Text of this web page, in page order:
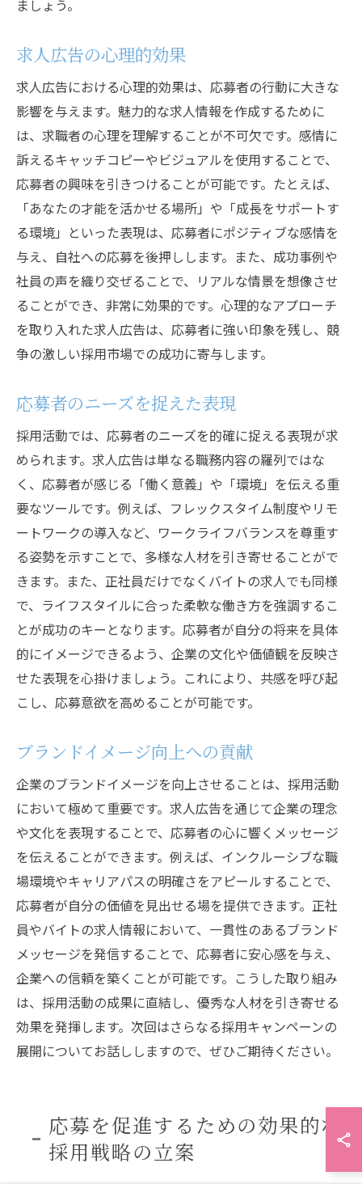
ましょう。
求人広告の心理的効果
求人広告における心理的効果は、応募者の行動に大きな
影響を与えます。魅力的な求人情報を作成するために
は、求職者の心理を理解することが不可欠です。感情に
訴えるキャッチコピーやビジュアルを使用することで、
応募者の興味を引きつけることが可能です。たとえば、
「あなたの才能を活かせる場所」や「成長をサポートす
る環境」といった表現は、応募者にポジティブな感情を
与え、自社への応募を後押しします。また、成功事例や
社員の声を織り交ぜることで、リアルな情景を想像させ
ることができ、非常に効果的です。心理的なアプローチ
を取り入れた求人広告は、応募者に強い印象を残し、競
争の激しい採用市場での成功に寄与します。
応募者のニーズを捉えた表現
採用活動では、応募者のニーズを的確に捉える表現が求
められます。求人広告は単なる職務内容の羅列ではな
く、応募者が感じる「働く意義」や「環境」を伝える重
要なツールです。例えば、フレックスタイム制度やリモ
ートワークの導入など、ワークライフバランスを尊重す
る姿勢を示すことで、多様な人材を引き寄せることがで
きます。また、正社員だけでなくバイトの求人でも同様
で、ライフスタイルに合った柔軟な働き方を強調するこ
とが成功のキーとなります。応募者が自分の将来を具体
的にイメージできるよう、企業の文化や価値観を反映さ
せた表現を心掛けましょう。これにより、共感を呼び起
こし、応募意欲を高めることが可能です。
ブランドイメージ向上への貢献
企業のブランドイメージを向上させることは、採用活動
において極めて重要です。求人広告を通じて企業の理念
や文化を表現することで、応募者の心に響くメッセージ
を伝えることができます。例えば、インクルーシブな職
場環境やキャリアパスの明確さをアピールすることで、
応募者が自分の価値を見出せる場を提供できます。正社
員やバイトの求人情報において、一貫性のあるブランド
メッセージを発信することで、応募者に安心感を与え、
企業への信頼を築くことが可能です。こうした取り組み
は、採用活動の成果に直結し、優秀な人材を引き寄せる
効果を発揮します。次回はさらなる採用キャンペーンの
展開についてお話ししますので、ぜひご期待ください。
応募を促進するための効果的な
採用戦略の立案